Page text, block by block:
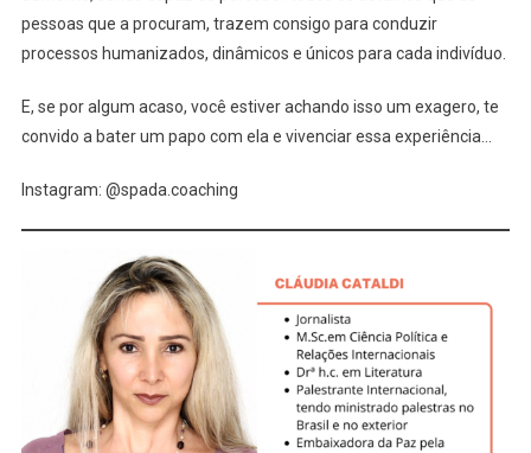
pessoas que a procuram, trazem consigo para conduzir
processos humanizados, dinâmicos e únicos para cada indivíduo.
E, se por algum acaso, você estiver achando isso um exagero, te
convido a bater um papo com ela e vivenciar essa experiência…
Instagram: @spada.coaching